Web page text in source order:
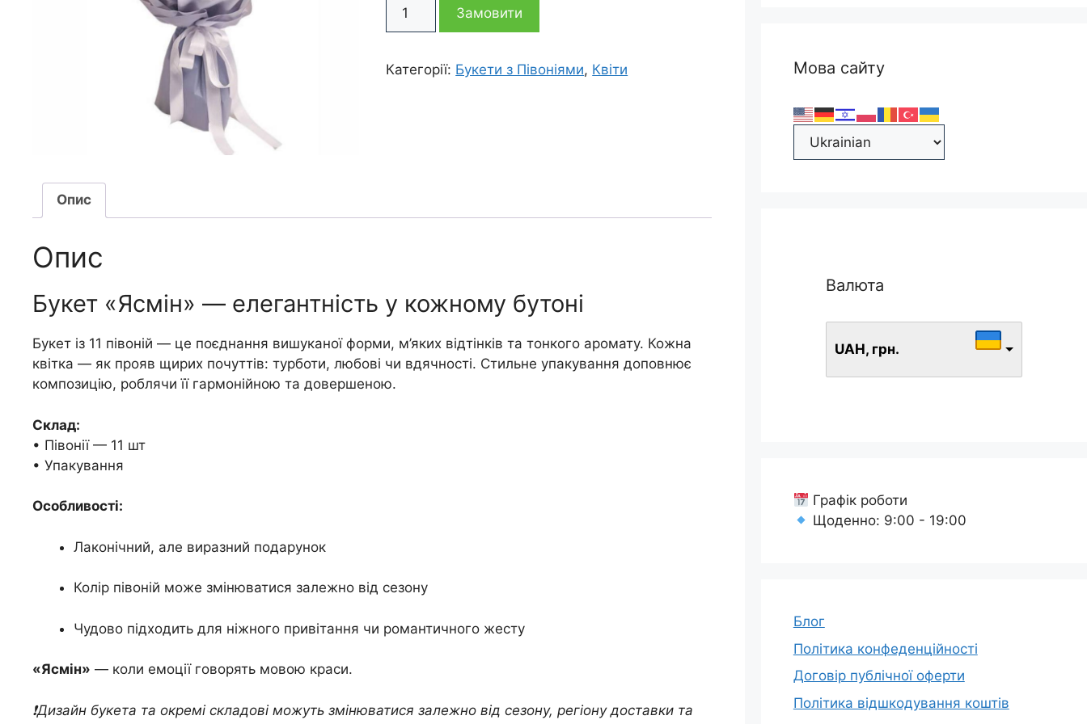
4
195 грн
895 грн
півоній
Замовити
Категорії: Букети з Півоніями, Квіти
Опис
Опис
Букет «Ясмін» — елегантність у кожному бутоні
Букет із 11 півоній — це поєднання вишуканої форми, м’яких відтінків та тонкого аромату. Кожна
квітка — як прояв щирих почуттів: турботи, любові чи вдячності. Стильне упакування доповнює
композицію, роблячи її гармонійною та довершеною.
Склад:
• Півонії — 11 шт
• Упакування
Особливості:
Лаконічний, але виразний подарунок
Колір півоній може змінюватися залежно від сезону
Чудово підходить для ніжного привітання чи романтичного жесту
«Ясмін» — коли емоції говорять мовою краси.
❗️Дизайн букета та окремі складові можуть змінюватися залежно від сезону, регіону доставки та
Мова сайту
Валюта
UAH, грн.
Графік роботи
Щоденно: 9:00 - 19:00
Блог
Політика конфеденційності
Договір публічної оферти
Політика відшкодування коштів